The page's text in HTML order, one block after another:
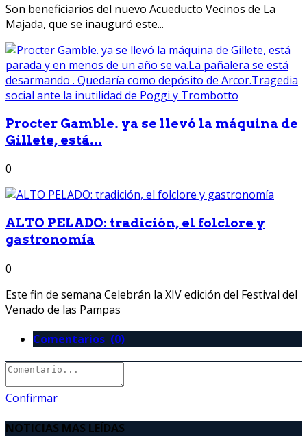
Son beneficiarios del nuevo Acueducto Vecinos de La
Majada, que se inauguró este...
Procter Gamble. ya se llevó la máquina de
Gillete, está...
0
ALTO PELADO: tradición, el folclore y
gastronomía
0
Este fin de semana Celebrán la XIV edición del Festival del
Venado de las Pampas
Comentarios (0)
Confirmar
NOTICIAS MAS LEÍDAS